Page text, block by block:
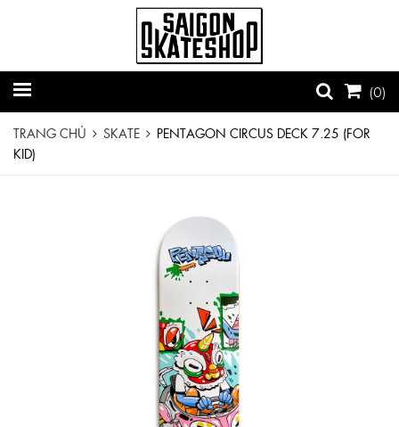
(0)
TRANG CHỦ SKATE
PENTAGON CIRCUS DECK 7.25 (FOR
KID)